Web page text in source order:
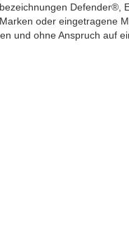
Defender®,
oder eingetragene
und ohne Anspruch auf